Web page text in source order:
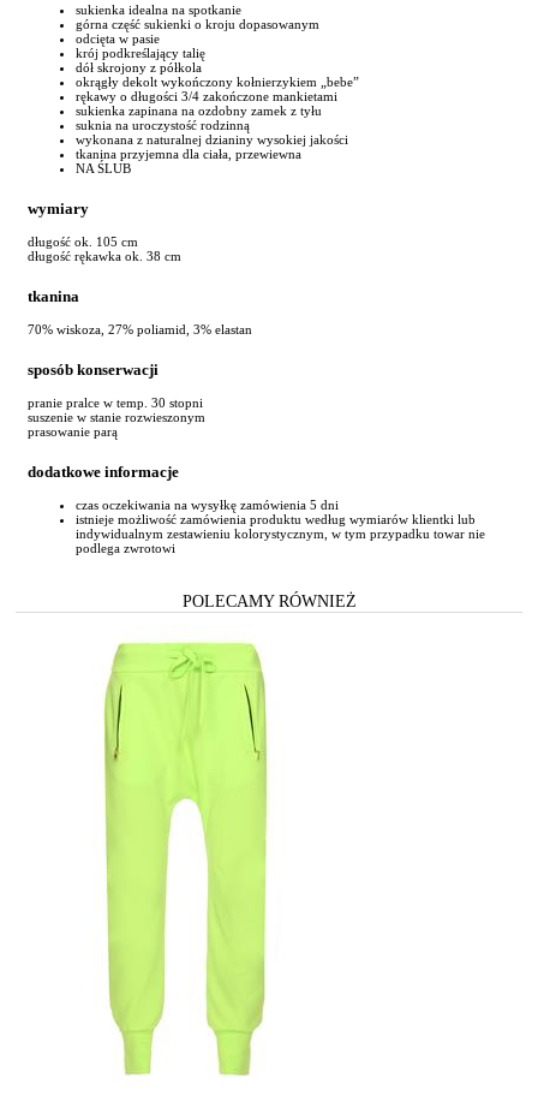
sukienka idealna na spotkanie
górna część sukienki o kroju dopasowanym
odcięta w pasie
krój podkreślający talię
dół skrojony z półkola
okrągły dekolt wykończony kołnierzykiem „bebe”
rękawy o długości 3/4 zakończone mankietami
sukienka zapinana na ozdobny zamek z tyłu
suknia na uroczystość rodzinną
wykonana z naturalnej dzianiny wysokiej jakości
tkanina przyjemna dla ciała, przewiewna
NA ŚLUB
wymiary
długość ok. 105 cm
długość rękawka ok. 38 cm
tkanina
70% wiskoza, 27% poliamid, 3% elastan
sposób konserwacji
pranie pralce w temp. 30 stopni
suszenie w stanie rozwieszonym
prasowanie parą
dodatkowe informacje
czas oczekiwania na wysyłkę zamówienia 5 dni
istnieje możliwość zamówienia produktu według wymiarów klientki lub
indywidualnym zestawieniu kolorystycznym, w tym przypadku towar nie
podlega zwrotowi
POLECAMY RÓWNIEŻ